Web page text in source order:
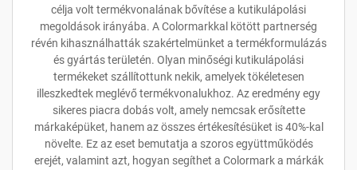
célja volt termékvonalának bővítése a kutikulápolási
megoldások irányába. A Colormarkkal kötött partnerség
révén kihasználhatták szakértelmünket a termékformulázás
és gyártás területén. Olyan minőségi kutikulápolási
termékeket szállítottunk nekik, amelyek tökéletesen
illeszkedtek meglévő termékvonalukhoz. Az eredmény egy
sikeres piacra dobás volt, amely nemcsak erősítette
márkaképüket, hanem az összes értékesítésüket is 40%-kal
növelte. Ez az eset bemutatja a szoros együttműködés
erejét, valamint azt, hogyan segíthet a Colormark a márkák